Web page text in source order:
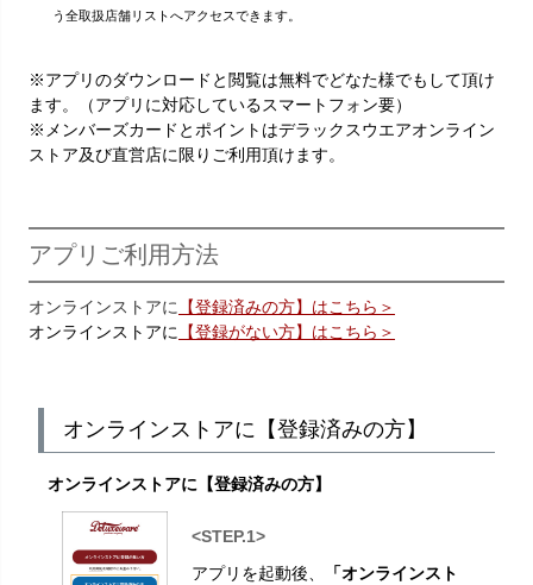
う全取扱店舗リストへアクセスできます。
※アプリのダウンロードと閲覧は無料でどなた様でもして頂け
ます。（アプリに対応しているスマートフォン要）
※メンバーズカードとポイントはデラックスウエアオンライン
ストア及び直営店に限りご利用頂けます。
アプリご利用方法
オンラインストアに 【登録済みの方】はこちら＞
オンラインストアに 【登録がない方】はこちら＞
オンラインストアに【登録済みの方】
オンラインストアに【登録済みの方】
<STEP.1>
アプリを起動後、
「オンラインスト